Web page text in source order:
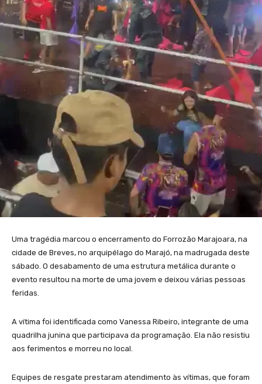
Uma tragédia marcou o encerramento do Forrozão Marajoara, na
cidade de Breves, no arquipélago do Marajó, na madrugada deste
sábado. O desabamento de uma estrutura metálica durante o
evento resultou na morte de uma jovem e deixou várias pessoas
feridas.
A vítima foi identificada como Vanessa Ribeiro, integrante de uma
quadrilha junina que participava da programação. Ela não resistiu
aos ferimentos e morreu no local.
Equipes de resgate prestaram atendimento às vítimas, que foram